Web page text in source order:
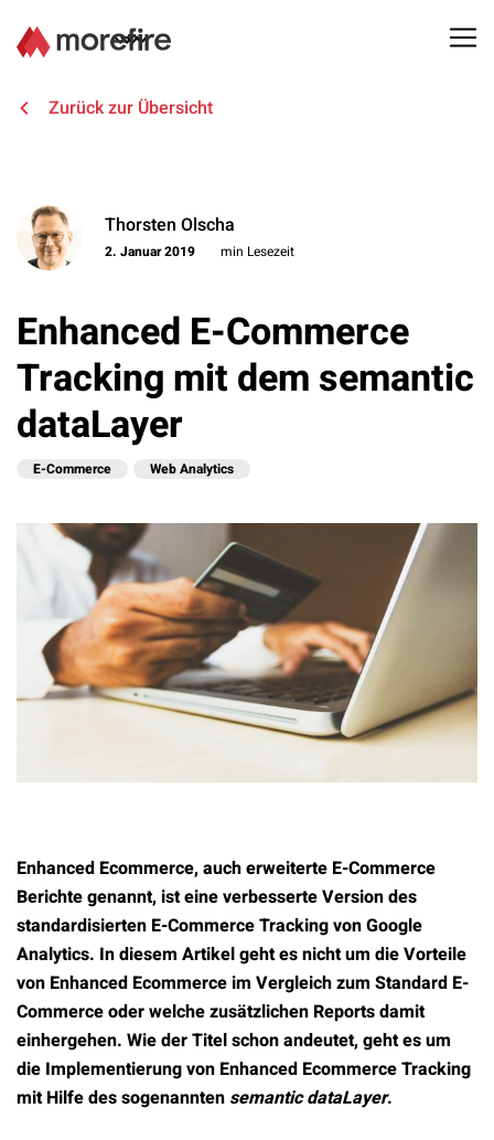
Lösungen
Über uns
Newsletter
Kontakt
Zurück zur Übersicht
Thorsten Olscha
2. Januar 2019 min Lesezeit
Enhanced E-Commerce
Tracking mit dem semantic
dataLayer
E-Commerce Web Analytics
Enhanced Ecommerce, auch erweiterte E-Commerce
Berichte genannt, ist eine verbesserte Version des
standardisierten E-Commerce Tracking von Google
Analytics. In diesem Artikel geht es nicht um die Vorteile
von Enhanced Ecommerce im Vergleich zum Standard E-
Commerce oder welche zusätzlichen Reports damit
einhergehen. Wie der Titel schon andeutet, geht es um
die Implementierung von Enhanced Ecommerce Tracking
mit Hilfe des sogenannten semantic dataLayer.